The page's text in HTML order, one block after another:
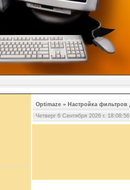
Optimaze » Настройка
Четверг 6 Сентября 2026 г. 18:08:57